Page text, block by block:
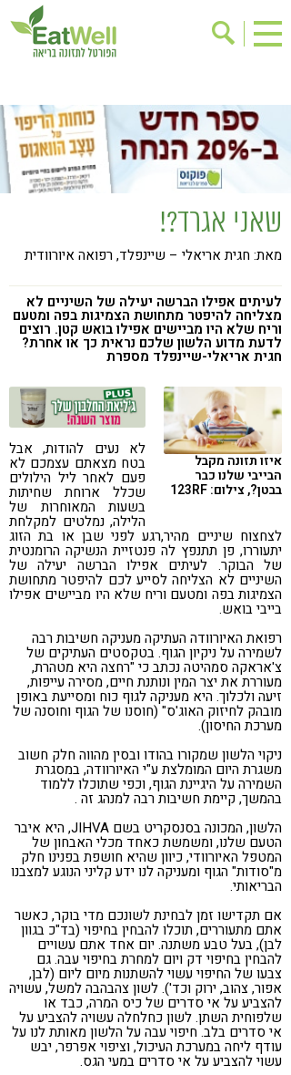
בישול בריא
אינדקס עסקים
ריפוי ומניעת מחלות
בריאות האישה
מתכוני בריאות
אירועים
גישות בתזונה
דיאטה
ניקוי רעלים
מזונות על
ילדים
תזונה וספורט
הפרעות קשב & ריכוז
אכילה רגשית
רגישות לגלוטן
טעים להכיר
קורונה
טבעונות
שאני אגרד?!
מאת: חגית אריאלי – שיינפלד, רפואה איורוודית
לעיתים אפילו הברשה יעילה של השיניים לא
מצליחה להיפטר מתחושת הצמיגות בפה ומטעם
וריח שלא היו מביישים אפילו בואש קטן. רוצים
לדעת מדוע הלשון שלכם נראית כך או אחרת?
חגית אריאלי-שיינפלד מספרת
איזו תזונה מקבל
הבייבי שלנו כבר
בבטן?, צילום: 123RF
לא נעים להודות, אבל
בטח מצאתם עצמכם לא
פעם לאחר ליל הילולים
שכלל ארוחת שחיתות
בשעות המאוחרות של
הלילה, נמלטים למקלחת
לצחצוח שיניים מהיר,רגע לפני שבן או בת הזוג
יתעוררו, פן תתנפץ לה פנטזיית הנשיקה הרומנטית
של הבוקר. לעיתים אפילו הברשה יעילה של
השיניים לא הצליחה לסייע לכם להיפטר מתחושת
הצמיגות בפה ומטעם וריח שלא היו מביישים אפילו
בייבי בואש.
רפואת האיורוודה העתיקה מעניקה חשיבות רבה
לשמירה על ניקיון הגוף. בטקסטים העתיקים של
צ'אראקה סמהיטה נכתב כי "רחצה היא מטהרת,
מעוררת את יצר המין ונותנת חיים, מסירה עייפות,
זיעה ולכלוך. היא מעניקה לגוף כוח ומסייעת באופן
מובהק לחיזוק האוג'ס" (חוסנו של הגוף וחוסנה של
מערכת החיסון).
ניקוי הלשון שמקורו בהודו ובסין מהווה חלק חשוב
משגרת היום המומלצת ע"י האיורוודה, במסגרת
השמירה על היגיינת הגוף, וכפי שתוכלו ללמוד
בהמשך, קיימת חשיבות רבה למנהג זה .
הלשון, המכונה בסנסקריט בשם JIHVA, היא איבר
הטעם שלנו, ומשמשת כאחד מכלי האבחון של
המטפל האיורוודי, כיוון שהיא חושפת בפנינו חלק
מ"סודות" הגוף ומעניקה לנו ידע קליני הנוגע למצבנו
הבריאותי.
אם תקדישו זמן לבחינת לשונכם מדי בוקר, כאשר
אתם מתעוררים, תוכלו להבחין בחיפוי (בד"כ בגוון
לבן), בעל טבע משתנה. יום אחד אתם עשויים
להבחין בחיפוי דק ויום למחרת בחיפוי עבה. גם
צבעו של החיפוי עשוי להשתנות מיום ליום (לבן,
אפור, צהוב, ירוק וכד'). לשון צהבהבה למשל, עשויה
להצביע על אי סדרים של כיס המרה, כבד או
שלפוחית השתן. לשון כחלחלה עשויה להצביע על
אי סדרים בלב. חיפוי עבה על הלשון מאותת לנו על
עודף ליחה במערכת העיכול, וציפוי אפרפר, יבש
עשוי להצביע על אי סדרים במעי הגס.